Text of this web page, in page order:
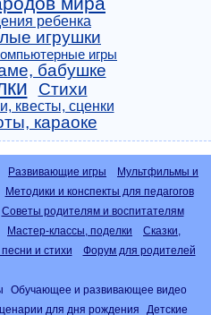
ребенка
игрушки
игры
бабушке
Стихи
квесты, сценки
караоке
Развивающие игры
Мультфильмы и
Методики и конспекты для педагогов
Советы родителям и воспитателям
Мастер-классы, поделки
Сказки,
и стихи Форум для родителей
Обучающее и развивающее видео
для дня рождения
Детские